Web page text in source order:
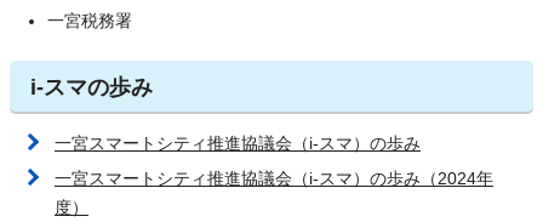
一宮税務署
i-スマの歩み
一宮スマートシティ推進協議会（i-スマ）の歩み
一宮スマートシティ推進協議会（i-スマ）の歩み（2024年
度）